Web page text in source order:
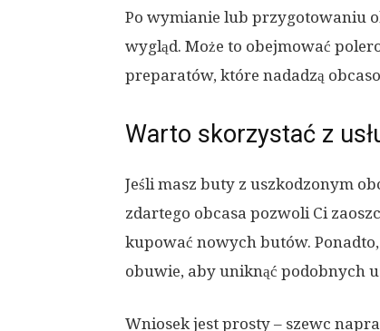
Po wymianie lub przygotowaniu
wygląd. Może to obejmować
preparatów, które nadadzą
Warto skorzystać z
Jeśli masz buty z uszkodzonym
zdartego obcasa pozwoli Ci
kupować nowych butów.
obuwie, aby uniknąć podobnych
Wniosek jest prosty – szewc